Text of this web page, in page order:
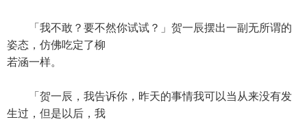
「我不敢？要不然你试试？」贺一辰摆出一副无所谓的
姿态，仿佛吃定了柳
若涵一样。
「贺一辰，我告诉你，昨天的事情我可以当从来没有发
生过，但是以后，我